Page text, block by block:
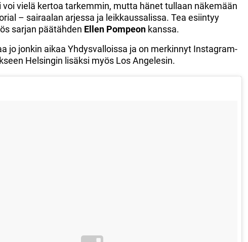
voi vielä kertoa tarkemmin, mutta hänet tullaan näkemään
– sairaalan arjessa ja leikkaussalissa. Tea esiintyy
sarjan päätähden Ellen Pompeon kanssa.
jo jonkin aikaa Yhdysvalloissa ja on merkinnyt Instagram-
Helsingin lisäksi myös Los Angelesin.